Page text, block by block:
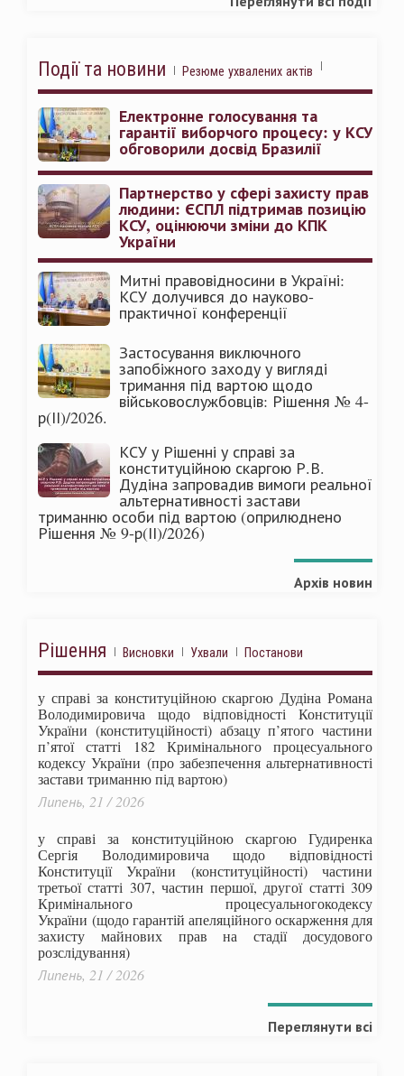
Події та новини Резюме ухвалених актів
Електронне голосування та
гарантії виборчого процесу: у КСУ
обговорили досвід Бразилії
Партнерство у сфері захисту прав
людини: ЄСПЛ підтримав позицію
КСУ, оцінюючи зміни до КПК
України
Митні правовідносини в Україні:
КСУ долучився до науково-
практичної конференції
Застосування виключного
запобіжного заходу у вигляді
тримання під вартою щодо
військовослужбовців: Рішення № 4-
р(ІІ)/2026.
КСУ у Рішенні у справі за
конституційною скаргою Р.В.
Дудіна запровадив вимоги реальної
альтернативності застави
триманню особи під вартою (оприлюднено
Рішення № 9-р(ІІ)/2026)
Архів новин
Рішення Висновки Ухвали Постанови
у справі за конституційною скаргою Дудіна Романа
Володимировича щодо відповідності Конституції
України (конституційності) абзацу п’ятого частини
п’ятої статті 182 Кримінального процесуального
кодексу України (про забезпечення альтернативності
застави триманню під вартою)
Липень, 21 / 2026
у справі за конституційною скаргою Гудиренка
Сергія Володимировича щодо відповідності
Конституції України (конституційності) частини
третьої статті 307, частин першої, другої статті 309
Кримінального процесуальногокодексу
України (щодо гарантій апеляційного оскарження для
захисту майнових прав на стадії досудового
розслідування)
Липень, 21 / 2026
Переглянути всі